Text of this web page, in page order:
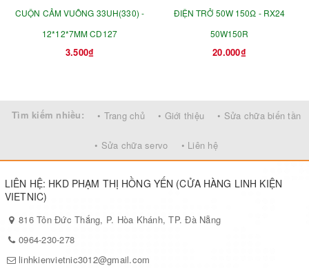
CUỘN CẢM VUÔNG 33UH(330) -
12*12*7MM CD127
3.500₫
ĐIỆN TRỞ 50W 150Ω - RX24
50W150R
20.000₫
Tìm kiếm nhiều: • Trang chủ • Giới thiệu • Sửa chữa biến tần
• Sửa chữa servo • Liên hệ
LIÊN HỆ: HKD PHẠM THỊ HỒNG YẾN (CỬA HÀNG LINH KIỆN
VIETNIC)
816 Tôn Đức Thắng, P. Hòa Khánh, TP. Đà Nẵng
0964-230-278
linhkienvietnic3012@gmail.com